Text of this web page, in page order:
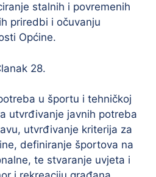
stalnih i povremenih
priredbi i očuvanju
Općine.
28.
u športu i tehničkoj
utvrđivanje javnih potreba
utvrđivanje kriterija za
definiranje športova na
te stvaranje uvjeta i